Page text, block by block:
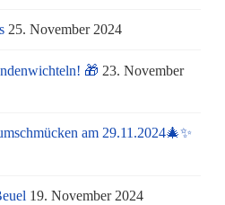
25. November 2024
🎁 23. November
am 29.11.2024🎄✨
19. November 2024